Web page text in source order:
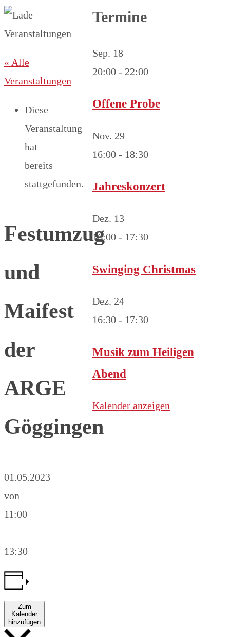
« Alle
Veranstaltungen
Diese
Veranstaltung
hat
bereits
stattgefunden.
Festumzug
und
Maifest
der
ARGE
Göggingen
01.05.2023
von
11:00
–
13:30
Zum
Kalender
hinzufügen
Termine
Sep. 18
20:00 - 22:00
Offene Probe
Nov. 29
16:00 - 18:30
Jahreskonzert
Dez. 13
16:00 - 17:30
Swinging Christmas
Dez. 24
16:30 - 17:30
Musik zum Heiligen
Abend
Kalender anzeigen